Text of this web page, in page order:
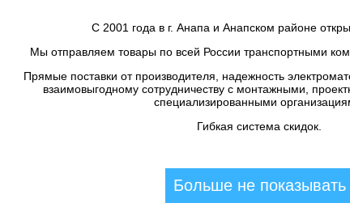
Каталог товаров Инструмент для монтажа
ОБЖИМНОЙ ИНСТРУМЕНТ
Пресс-клещи NHT-Pkk01 (для кабельных, 16
С 2001 года в г. Анапа и Анапском районе
Мы отправляем товары по всей России транспортными
Прямые поставки от производителя, надежность
взаимовыгодному сотрудничеству с монтажными,
специализированными
Гибкая система скидок.
Больше не показывать